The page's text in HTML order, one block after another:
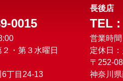
0015
・第３水曜日
丁目24-13
長後店
TEL :
営業時
定休日
〒252-
神奈川